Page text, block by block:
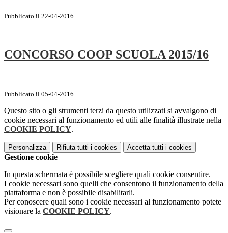
Pubblicato il 22-04-2016
CONCORSO COOP SCUOLA 2015/16
Pubblicato il 05-04-2016
Questo sito o gli strumenti terzi da questo utilizzati si avvalgono di
cookie necessari al funzionamento ed utili alle finalità illustrate nella
COOKIE POLICY.
Personalizza Rifiuta tutti i cookies Accetta tutti i cookies
Gestione cookie
In questa schermata è possibile scegliere quali cookie consentire.
I cookie necessari sono quelli che consentono il funzionamento della
piattaforma e non è possibile disabilitarli.
Per conoscere quali sono i cookie necessari al funzionamento potete
visionare la COOKIE POLICY.